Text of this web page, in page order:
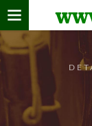
Home
verzamelen
De bierkaart
Bezoekers